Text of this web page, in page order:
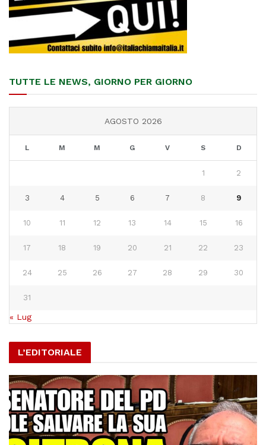
TUTTE LE NEWS, GIORNO PER GIORNO
AGOSTO 2026
L M M G V S D
1 2
3 4 5 6 7 8 9
10 11 12 13 14 15 16
17 18 19 20 21 22 23
24 25 26 27 28 29 30
31
« Lug
L’EDITORIALE